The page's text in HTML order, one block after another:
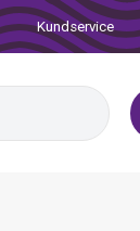
Kundservice